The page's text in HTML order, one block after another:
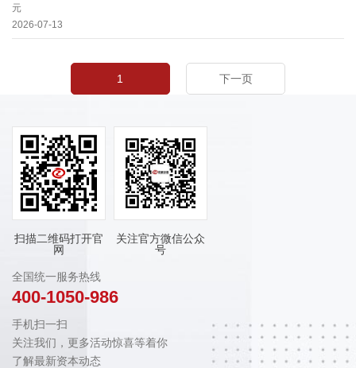
元
2026-07-13
1 下一页
扫描二维码打开官
网
关注官方微信公众
号
全国统一服务热线
400-1050-986
手机扫一扫
关注我们，更多活动惊喜等着你
了解最新资本动态